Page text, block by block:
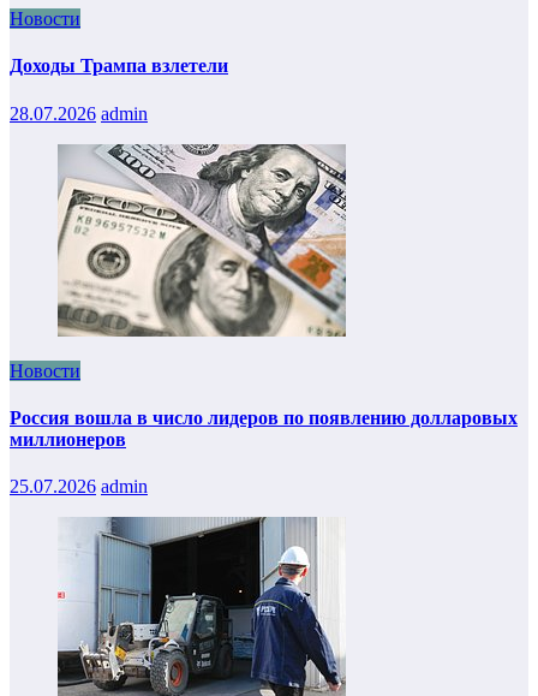
Новости
Доходы Трампа взлетели
28.07.2026 admin
Новости
Россия вошла в число лидеров по появлению долларовых
миллионеров
25.07.2026 admin